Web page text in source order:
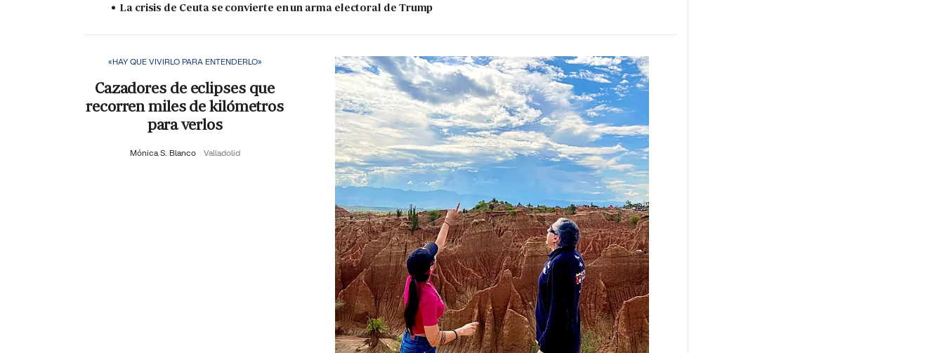
La crisis de Ceuta se convierte en un arma electoral de Trump
«HAY QUE VIVIRLO PARA ENTENDERLO»
Cazadores de eclipses que
recorren miles de kilómetros
para verlos
Mónica S. Blanco Valladolid